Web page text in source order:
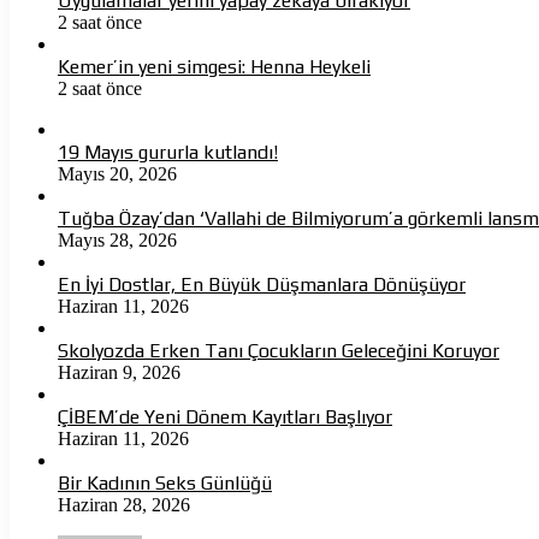
2 saat önce
Kemer’in yeni simgesi: Henna Heykeli
2 saat önce
19 Mayıs gururla kutlandı!
Mayıs 20, 2026
Tuğba Özay’dan ‘Vallahi de Bilmiyorum’a görkemli
Mayıs 28, 2026
En İyi Dostlar, En Büyük Düşmanlara Dönüşüyor
Haziran 11, 2026
Skolyozda Erken Tanı Çocukların Geleceğini Koruyor
Haziran 9, 2026
ÇİBEM’de Yeni Dönem Kayıtları Başlıyor
Haziran 11, 2026
Bir Kadının Seks Günlüğü
Haziran 28, 2026